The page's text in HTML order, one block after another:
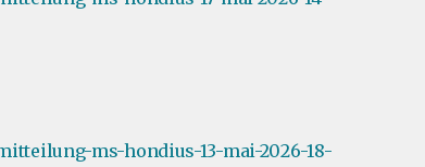
ms-hondius-13-mai-2026-18-